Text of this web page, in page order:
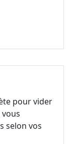
pour vider
selon vos